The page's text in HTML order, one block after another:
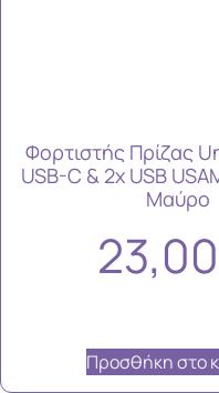
Φορτιστής Πρίζας
USB-C & 2x USB
Μαύρο
23,00
Προσθήκη στο